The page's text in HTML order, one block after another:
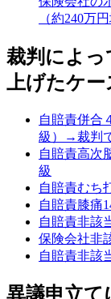
（約240万
裁判によっ
上げたケー
自賠責併合
級）→裁判
自賠責高次
級
自賠責むち
自賠責膝痛
自賠責非該
保険会社非
自賠責非該
異議申立て